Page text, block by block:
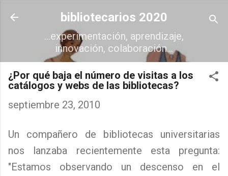
Ir al contenido principal
bibliotecarios 2020
...experimentación, aprendizaje,
innovación, colaboración...
¿Por qué baja el número de visitas a los
catálogos y webs de las bibliotecas?
septiembre 23, 2010
Un compañero de bibliotecas universitarias
nos lanzaba recientemente esta pregunta:
"Estamos observando un descenso en el